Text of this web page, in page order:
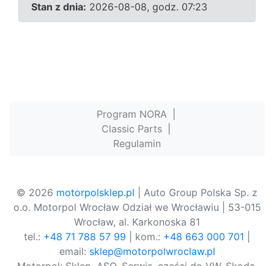
Stan z dnia: 2026-08-08, godz. 07:23
Program NORA
Classic Parts
Regulamin
© 2026 motorpolsklep.pl | Auto Group Polska Sp. z
o.o. Motorpol Wrocław Odział we Wrocławiu | 53-015
Wrocław, al. Karkonoska 81
tel.: +48 71 788 57 99 | kom.: +48 663 000 701
email: sklep@motorpolwroclaw.pl